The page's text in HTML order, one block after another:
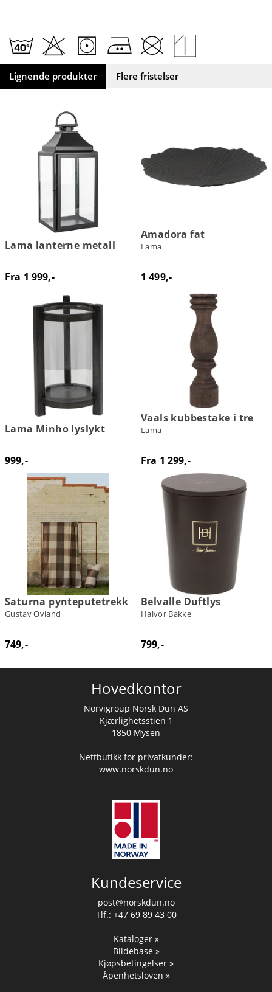
Lignende produkter Flere fristelser
Lama lanterne metall
Fra 1 999,-
Amadora fat
Lama
1 499,-
Lama Minho lyslykt
999,-
Vaals kubbestake i tre
Lama
Fra 1 299,-
Saturna pynteputetrekk
Gustav Ovland
749,-
Belvalle Duftlys
Halvor Bakke
799,-
Hovedkontor
Norvigroup Norsk Dun AS
Kjærlighetsstien 1
1850 Mysen
Nettbutikk for privatkunder:
www.norskdun.no
Kundeservice
post@norskdun.no
Tlf.: +47 69 89 43 00
Kataloger »
Bildebase »
Kjøpsbetingelser »
Åpenhetsloven »